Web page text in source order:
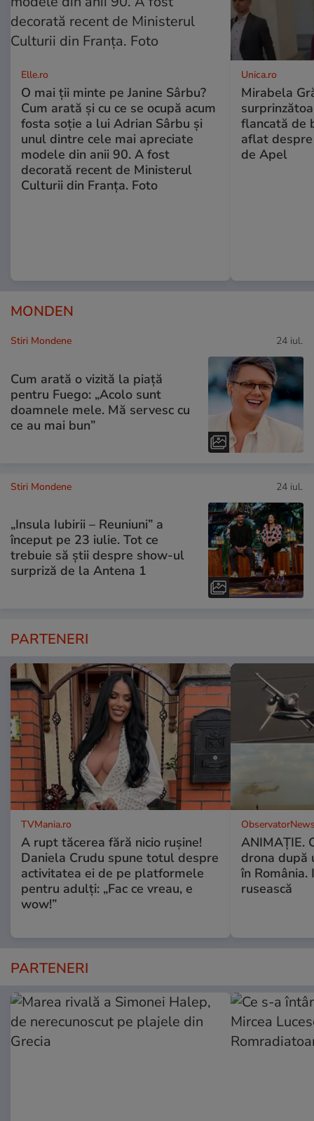
Elle.ro
O mai ții minte pe Janine Sârbu?
Cum arată și cu ce se ocupă acum
fosta soție a lui Adrian Sârbu și
unul dintre cele mai apreciate
modele din anii 90. A fost
decorată recent de Ministerul
Culturii din Franța. Foto
Unica.ro
Mirabela
flancată de
aflat
de Apel
MONDEN
Stiri Mondene 24 iul.
Cum arată o vizită la piață
pentru Fuego: „Acolo sunt
doamnele mele. Mă servesc cu
ce au mai bun”
Stiri Mondene 24 iul.
„Insula Iubirii – Reuniuni” a
început pe 23 iulie. Tot ce
trebuie să știi despre show-ul
surpriză de la Antena 1
PARTENERI
TVMania.ro
A rupt tăcerea fără nicio rușine!
Daniela Crudu spune totul despre
activitatea ei de pe platformele
pentru adulți: „Fac ce vreau, e
wow!”
ANIMAŢIE.
drona după
în România.
rusească
PARTENERI